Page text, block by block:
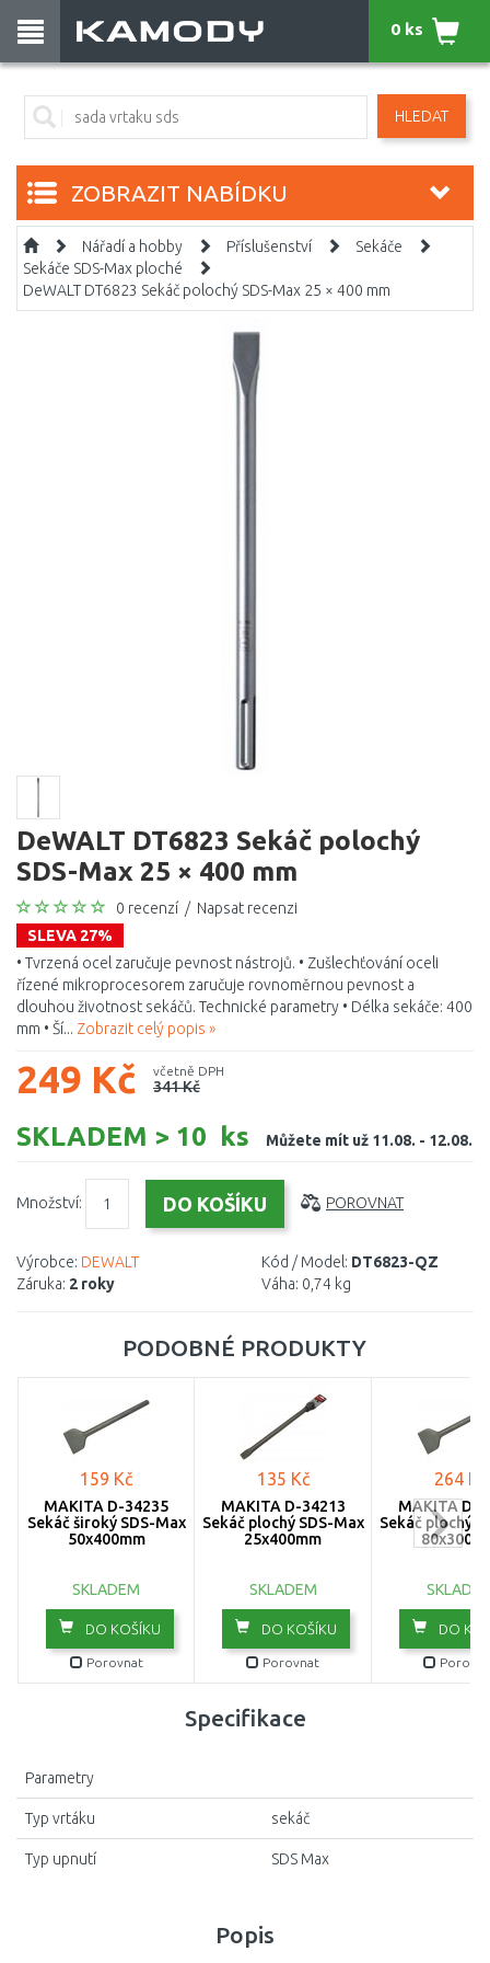
HLEDAT
0 ks
ZOBRAZIT NABÍDKU
Nářadí a hobby Příslušenství
Sekáče
Sekáče SDS-Max ploché
DeWALT DT6823 Sekáč polochý SDS-Max 25 × 400 mm
DeWALT DT6823 Sekáč polochý
SDS-Max 25 × 400 mm
0 recenzí / Napsat recenzi
SLEVA 27%
• Tvrzená ocel zaručuje pevnost nástrojů. • Zušlechťování oceli
řízené mikroprocesorem zaručuje rovnoměrnou pevnost a
dlouhou životnost sekáčů. Technické parametry • Délka sekáče: 400
mm • Ší... Zobrazit celý popis »
249 Kč včetně DPH
341 Kč
SKLADEM > 10 ks Můžete mít už 11.08. - 12.08.
Množství: POROVNAT
Výrobce: DEWALT
Záruka: 2 roky
Kód / Model: DT6823-QZ
Váha: 0,74 kg
PODOBNÉ PRODUKTY
159 Kč
MAKITA D-34235
Sekáč široký SDS-Max
50x400mm
SKLADEM
DO KOŠÍKU
Porovnat
135 Kč
MAKITA D-34213
Sekáč plochý SDS-Max
25x400mm
SKLADEM
DO KOŠÍKU
Porovnat
264 Kč
MAKITA D-
Sekáč plochý
DO
Popis
Specifikace
Parametry
Typ vrtáku sekáč
Typ upnutí SDS Max